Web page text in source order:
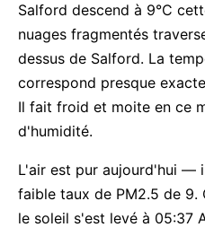
Salford descend à 9°C
nuages fragmentés
dessus de Salford. La
correspond presque
Il fait froid et moite en ce
d'humidité.
L'air est pur aujourd'hui —
faible taux de PM2.5 de 9.
le soleil s'est levé à 05:37